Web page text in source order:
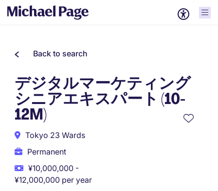
Back to search
デジタルマーケティング
シニアエキスパート (10-
12M)
Tokyo 23 Wards
Permanent
¥10,000,000 -
¥12,000,000 per year